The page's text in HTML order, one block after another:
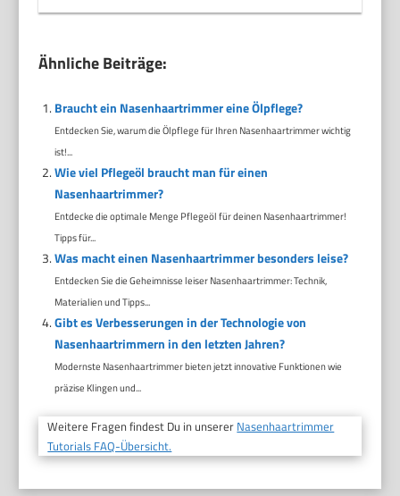
Ähnliche Beiträge:
Braucht ein Nasenhaartrimmer eine Ölpflege?
Entdecken Sie, warum die Ölpflege für Ihren Nasenhaartrimmer wichtig
ist!...
Wie viel Pflegeöl braucht man für einen
Nasenhaartrimmer?
Entdecke die optimale Menge Pflegeöl für deinen Nasenhaartrimmer!
Tipps für...
Was macht einen Nasenhaartrimmer besonders leise?
Entdecken Sie die Geheimnisse leiser Nasenhaartrimmer: Technik,
Materialien und Tipps...
Gibt es Verbesserungen in der Technologie von
Nasenhaartrimmern in den letzten Jahren?
Modernste Nasenhaartrimmer bieten jetzt innovative Funktionen wie
präzise Klingen und...
Weitere Fragen findest Du in unserer Nasenhaartrimmer
Tutorials FAQ-Übersicht.